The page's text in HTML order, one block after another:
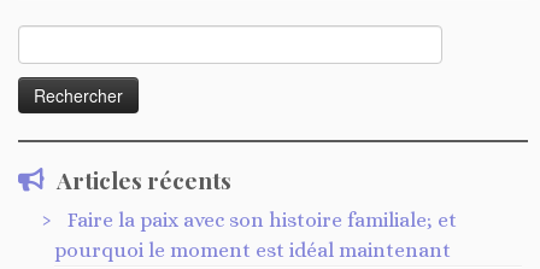
Articles récents
Faire la paix avec son histoire familiale; et
pourquoi le moment est idéal maintenant